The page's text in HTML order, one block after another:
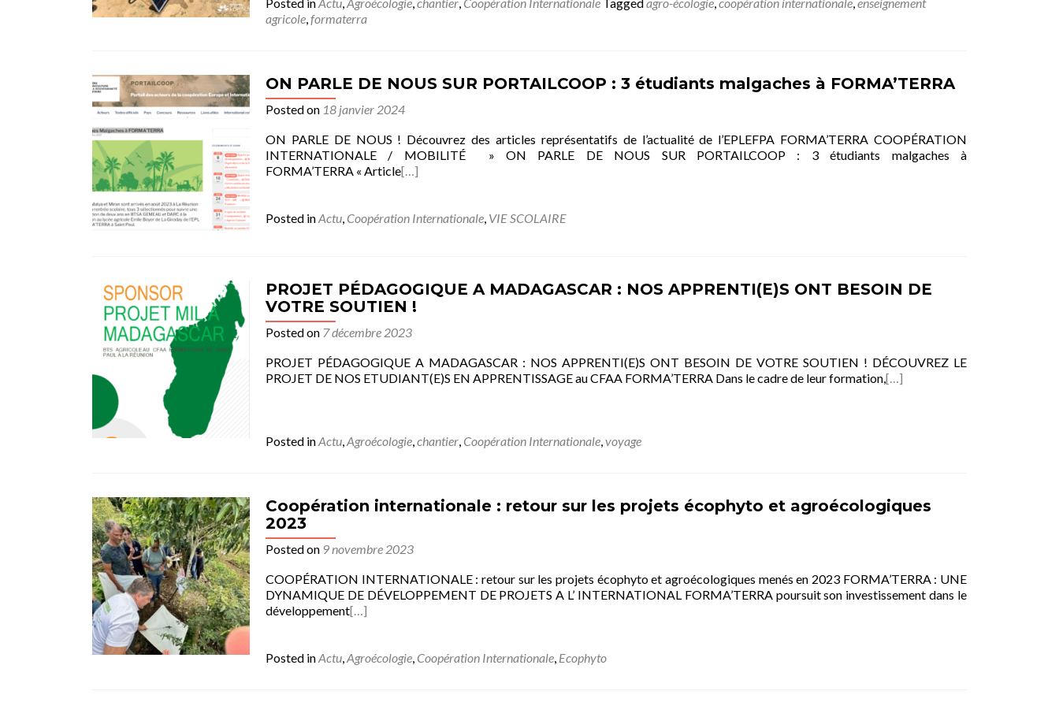
agricole,formaterra
ON PARLE DE NOUS SUR PORTAILCOOP : 3 étudiants malgaches à FORMA’TERRA
Posted on 18 janvier 2024
ON PARLE DE NOUS ! Découvrez des articles représentatifs de l’actualité de l’EPLEFPA FORMA’TERRA COOPÉRATION
INTERNATIONALE / MOBILITÉ » ON PARLE DE NOUS SUR PORTAILCOOP : 3 étudiants malgaches à
FORMA’TERRA « Article[…]
Posted inActu, Coopération Internationale, VIE SCOLAIRE
PROJET PÉDAGOGIQUE A MADAGASCAR : NOS APPRENTI(E)S ONT BESOIN DE
VOTRE SOUTIEN !
Posted on 7 décembre 2023
PROJET PÉDAGOGIQUE A MADAGASCAR : NOS APPRENTI(E)S ONT BESOIN DE VOTRE SOUTIEN ! DÉCOUVREZ LE
PROJET DE NOS ETUDIANT(E)S EN APPRENTISSAGE au CFAA FORMA’TERRA Dans le cadre de leur formation,[…]
Posted inActu,Agroécologie,chantier, Coopération Internationale,voyage
Coopération internationale : retour sur les projets écophyto et agroécologiques
2023
Posted on 9 novembre 2023
COOPÉRATION INTERNATIONALE : retour sur les projets écophyto et agroécologiques menés en 2023 FORMA’TERRA : UNE
DYNAMIQUE DE DÉVELOPPEMENT DE PROJETS A L’ INTERNATIONAL FORMA’TERRA poursuit son investissement dans le
développement[…]
Posted inActu,Agroécologie, Coopération Internationale, Ecophyto